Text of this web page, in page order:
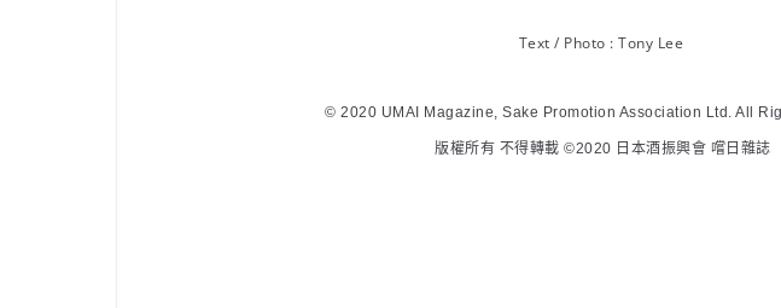
Text / Photo : Tony Lee
© 2020 UMAI Magazine, Sake Promotion Association Ltd. All
版權所有 不得轉載 ©2020 日本酒振興會 嚐日雜誌